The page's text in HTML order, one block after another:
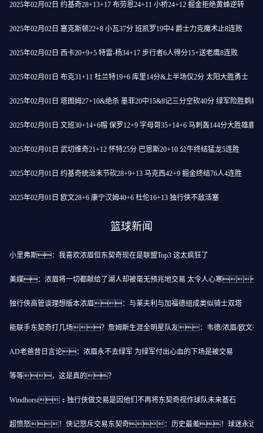
2025年02月02日 约基奇28+13+17 布劳恩24+11 小桥24+12 掘金拒绝黄蜂逆转
2025年02月02日 塞克斯顿22+8 小瓦37分 班凯罗19中4 爵士力克魔术止8连败
2025年02月02日 西卡20+9+5 特雷-杨34+17 步行者6人得分15+送老鹰8连败
2025年02月01日 布克31+11 杜兰特19+6 库里14分&上半场仅2分 太阳大胜勇士
2025年02月01日 塔图姆27+10&绝杀 墨菲20中15&8记三分空砍40分 绿军险胜鹈鹕
2025年02月01日 文班30+14+6帽 保罗12+9 字母哥35+14+6 马刺轰144分大胜雄鹿
2025年02月01日 武切维奇21+12 怀特25分 巴恩斯20+10 公牛终结猛龙5连胜
2025年02月01日 约基奇统治末节砍28+9+13 马克西42+9 掘金终结76人4连胜
2025年02月01日 欧文28+6 康宁汉姆40+6 杜伦16+13 独行侠不敌活塞
篮球新闻
小里弗斯：我喜欢浓眉但东契奇现在是联盟Top3 这太疯狂了
美媒：浓眉将一切都献给了湖人却被毫无预兆地交易 太令人心寒
独行侠高管谈理想版本浓眉：与莱夫利与加福德组成类似骑士双塔
能联手东契奇打几场？詹姆斯生涯全明星队友：韦德/浓眉/欧文在
AD老爸昔日言论：浓眉永不去绿军 为绿军付出心血的下场是被交易
等等，这是真的？
Windhorst：独行侠做交易是因他们不再将东契奇视作球队未来基石
超愤怒！侠记怒斥交易东契奇：历史最差！球迷永远